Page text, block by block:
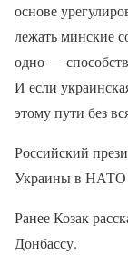
основе
лежать минские
одно —
И если
этому пути без
Российский
Украины в НАТО
Ранее Козак
Донбассу.